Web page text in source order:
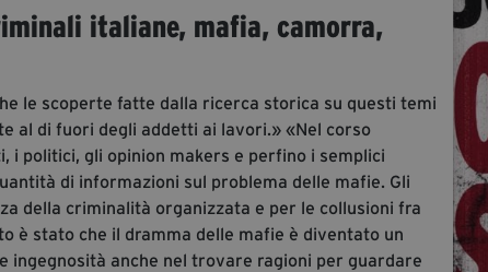
italiane, mafia, camorra,
le scoperte fatte dalla ricerca storica su questi temi
al di fuori degli addetti ai lavori.» «Nel corso
i politici, gli opinion makers e perfino i semplici
di informazioni sul problema delle mafie. Gli
della criminalità organizzata e per le collusioni fra
è stato che il dramma delle mafie è diventato un
ingegnosità anche nel trovare ragioni per guardare